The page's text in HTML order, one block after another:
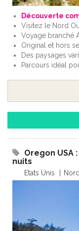
Découverte
Visitez le Nord
Voyage branché
Original et hors
Des paysages
Parcours idéal
Oregon USA
nuits
Etats Unis